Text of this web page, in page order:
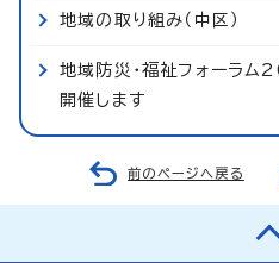
地域の取り組み（中区）
地域防災・福祉フォーラ
開催します
前のページへ戻る